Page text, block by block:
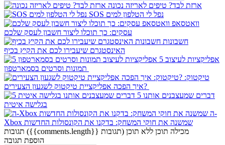
ארזת לבד? טיפים לאריזה נכונה
SOS נפל לי הטלפון למים
וואטסאפ
עסקים: כך תוכלו ליצור חשבון לעסק שלכם
חשבונות
האינסטגרם שיעבירו לכם את הקיץ בכיף
5 אפליקציות לעיצוב
טיקטוק:
איך הפכה אפליקציית טיקטוק לשגעון הצעירים?
5 דברים שמעצבנים אותנו
בגלישה איטית
ה-
Xbox שמשנה את חוקי המשחק: בדקנו את הקונסולות החדשות
תגובות
({{comments.length}} תגובות) מכילה תוכן ללא תוכן
הוספת תגובה